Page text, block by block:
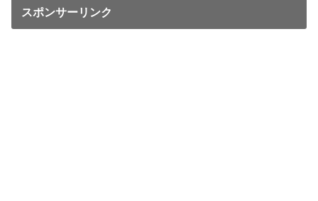
スポンサーリンク